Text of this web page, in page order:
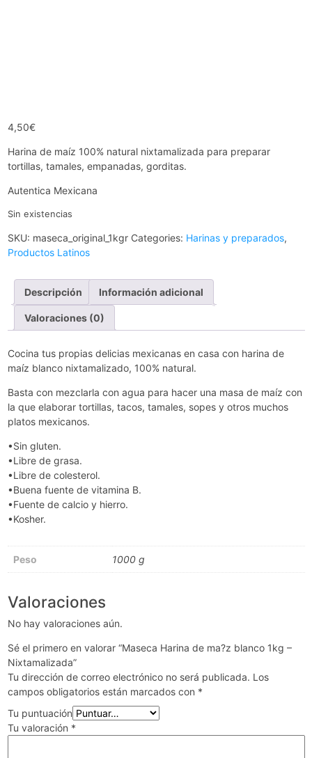
4,50€
Harina de maíz 100% natural nixtamalizada para preparar
tortillas, tamales, empanadas, gorditas.
Autentica Mexicana
Sin existencias
SKU: maseca_original_1kgr Categories: Harinas y preparados,
Productos Latinos
Descripción Información adicional
Valoraciones (0)
Cocina tus propias delicias mexicanas en casa con harina de
maíz blanco nixtamalizado, 100% natural.
Basta con mezclarla con agua para hacer una masa de maíz con
la que elaborar tortillas, tacos, tamales, sopes y otros muchos
platos mexicanos.
•Sin gluten.
•Libre de grasa.
•Libre de colesterol.
•Buena fuente de vitamina B.
•Fuente de calcio y hierro.
•Kosher.
Peso 1000 g
Valoraciones
No hay valoraciones aún.
Sé el primero en valorar “Maseca Harina de ma?z blanco 1kg –
Nixtamalizada”
Tu dirección de correo electrónico no será publicada. Los
campos obligatorios están marcados con *
Tu puntuación
Tu valoración *